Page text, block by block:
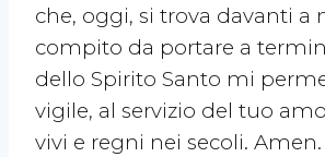
che, oggi, si trova davanti a
compito da portare a
dello Spirito Santo mi
vigile, al servizio del tuo
vivi e regni nei secoli. Amen.